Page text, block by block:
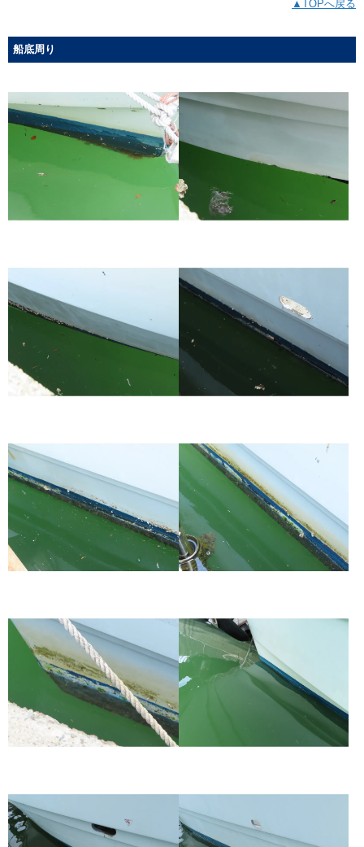
▲TOPへ戻る
船底周り